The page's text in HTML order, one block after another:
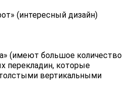
(интересный дизайн)
(имеют большое количество
перекладин, которые
вертикальными